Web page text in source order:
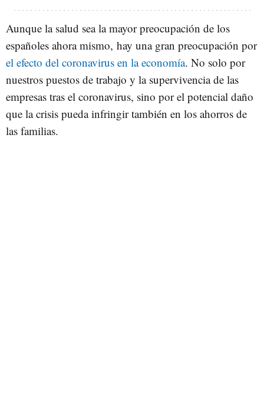
Aunque la salud sea la mayor preocupación de los
españoles ahora mismo, hay una gran preocupación por
el efecto del coronavirus en la economía. No solo por
nuestros puestos de trabajo y la supervivencia de las
empresas tras el coronavirus, sino por el potencial daño
que la crisis pueda infringir también en los ahorros de
las familias.